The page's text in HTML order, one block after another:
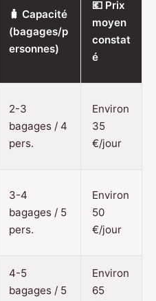
🧳 Capacité
(bagages/p
ersonnes)
💶 Prix
moyen
constat
é
2-3
bagages / 4
pers.
Environ
35
€/jour
3-4
bagages / 5
pers.
Environ
50
€/jour
4-5
bagages / 5
Environ
65